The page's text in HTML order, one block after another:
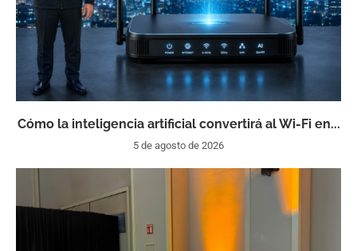
Cómo la inteligencia artificial convertirá al Wi-Fi en...
5 de agosto de 2026